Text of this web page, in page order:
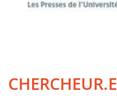
CHERCHEUR.E